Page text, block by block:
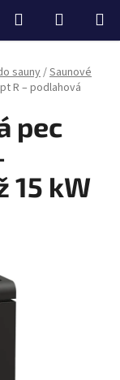
Hľadať
KOŠÍK
sauny/Saunové
R – podlahová
pec
15 kW